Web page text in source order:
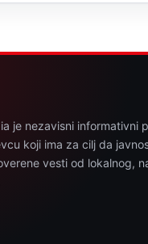
je nezavisni informativni
koji ima za cilj da
vesti od lokalnog,